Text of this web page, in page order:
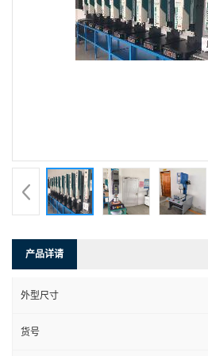
产品详请
外型尺寸
货号